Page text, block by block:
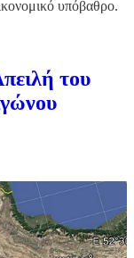
υπόβαθρο.
του